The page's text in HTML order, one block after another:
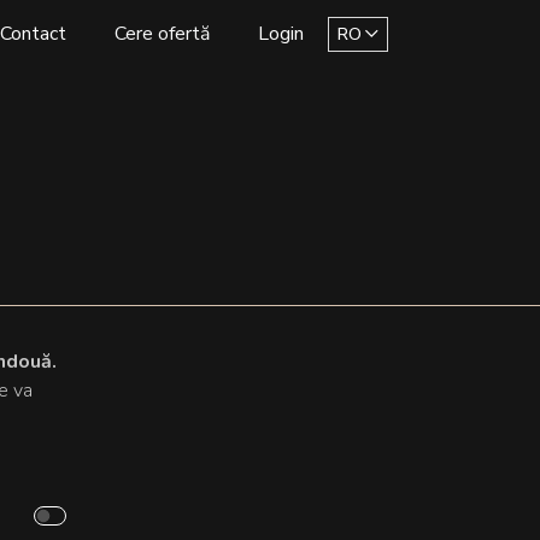
Contact Cere ofertă Login RO
va